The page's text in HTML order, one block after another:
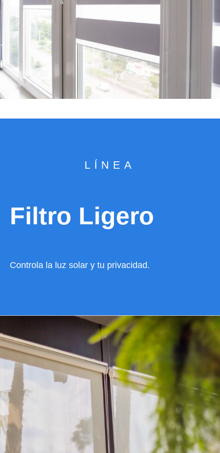
LÍNEA
Filtro Ligero
Controla la luz solar y tu privacidad.
VER CATÁLOGO